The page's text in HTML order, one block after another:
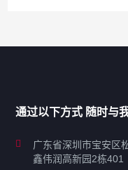
工业超声波清洗设备
通过以下方式 随时与
广东省深圳市宝安区
鑫伟润高新园2栋401